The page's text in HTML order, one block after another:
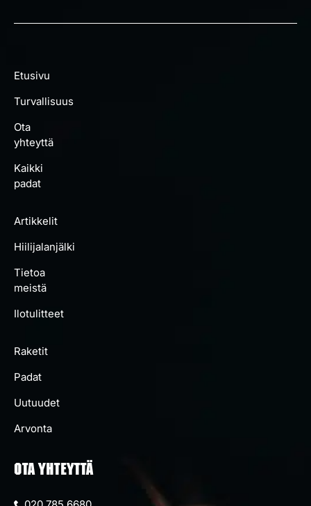
Etusivu
Turvallisuus
Ota
yhteyttä
Kaikki
padat
Artikkelit
Hiilijalanjälki
Tietoa
meistä
Ilotulitteet
Raketit
Padat
Uutuudet
Arvonta
OTA YHTEYTTÄ